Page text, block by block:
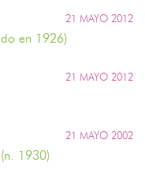
21 MAYO 2012
en 1926)
21 MAYO 2012
21 MAYO 2002
1930)